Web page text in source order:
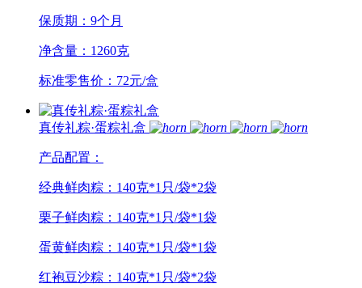
保质期：9个月
净含量：1260克
标准零售价：72元/盒
真传礼粽·蛋粽礼盒
产品配置：
经典鲜肉粽：140克*1只/袋*2袋
栗子鲜肉粽：140克*1只/袋*1袋
蛋黄鲜肉粽：140克*1只/袋*1袋
红袍豆沙粽：140克*1只/袋*2袋